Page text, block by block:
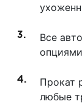
Все
Прокат
любые